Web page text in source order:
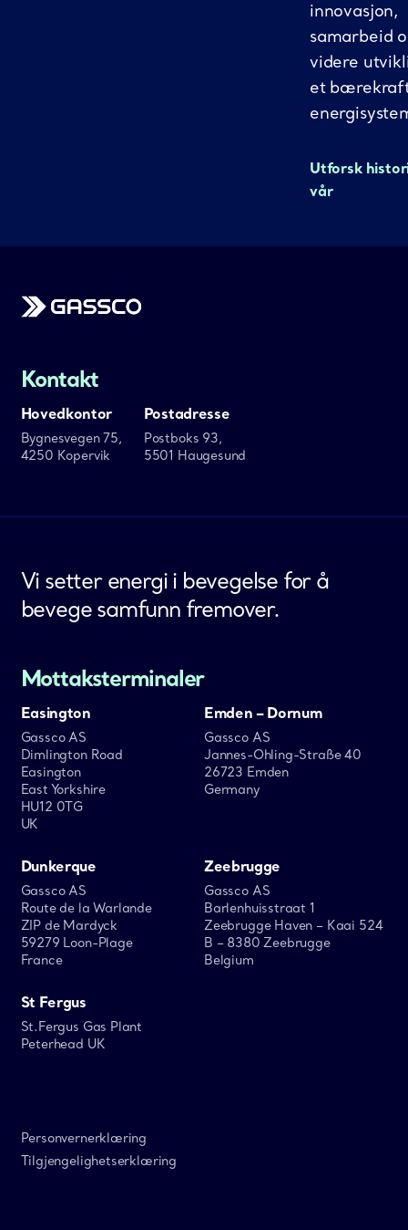
innovasjon,
samarbeid
videre
et
Utforsk
vår
Kontakt
Hovedkontor
Bygnesvegen 75,
4250 Kopervik
Postadresse
Postboks 93,
5501 Haugesund
Vi setter energi i bevegelse for å
bevege samfunn fremover.
Mottaksterminaler
Easington
Gassco AS
Dimlington Road
Easington
East Yorkshire
HU12 0TG
UK
Emden – Dornum
Gassco AS
Jannes-Ohling-Straße 40
26723 Emden
Germany
Dunkerque
Gassco AS
Route de la Warlande
ZIP de Mardyck
59279 Loon-Plage
France
Zeebrugge
Gassco AS
Barlenhuisstraat 1
Zeebrugge Haven – Kaai 524
B – 8380 Zeebrugge
Belgium
St Fergus
St.Fergus Gas Plant
Peterhead UK
Personvernerklæring
Tilgjengelighetserklæring